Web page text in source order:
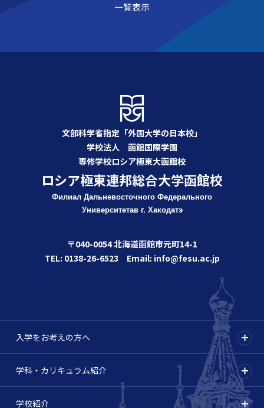
一覧表示
文部科学省指定「外国大学の日本校」
学校法人 函館国際学園
専修学校ロシア極東大函館校
ロシア極東連邦総合大学函館校
Филиал Дальневосточного Федерального
Университетав г. Хакодатэ
〒040-0054 北海道函館市元町14-1
TEL: 0138-26-6523 Email: info@fesu.ac.jp
入学をお考えの方へ
学科・カリキュラム紹介
学校紹介